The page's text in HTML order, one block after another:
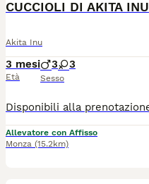
CUCCIOLI DI AKITA INU
Akita Inu
3 mesi
Età
3 3
Sesso
Allevatore con Affisso
Monza (15.2km)